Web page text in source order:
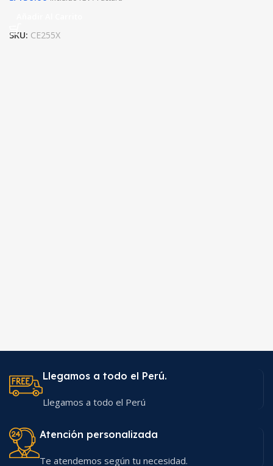
SKU: CE255X
Llegamos a todo el Perú.
Llegamos a todo el Perú
Atención personalizada
Te atendemos según tu necesidad.